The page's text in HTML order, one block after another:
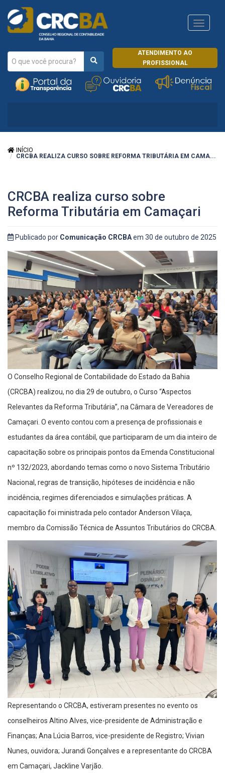
ATENDIMENTO AO
PROFISSIONAL
CRCRJ
INÍCIO
CRCBA REALIZA CURSO SOBRE REFORMA TRIBUTÁRIA EM CAMA...
CRCBA realiza curso sobre
Reforma Tributária em Camaçari
Publicado por Comunicação CRCBAem 30 de outubro de 2025
O Conselho Regional de Contabilidade do Estado da Bahia
(CRCBA) realizou, no dia 29 de outubro, o Curso “Aspectos
Relevantes da Reforma Tributária”, na Câmara de Vereadores de
Camaçari. O evento contou com a presença de profissionais e
estudantes da área contábil, que participaram de um dia inteiro de
capacitação sobre os principais pontos da Emenda Constitucional
nº 132/2023, abordando temas como o novo Sistema Tributário
Nacional, regras de transição, hipóteses de incidência e não
incidência, regimes diferenciados e simulações práticas. A
capacitação foi ministrada pelo contador Anderson Vilaça,
membro da Comissão Técnica de Assuntos Tributários do CRCBA.
Representando o CRCBA, estiveram presentes no evento os
conselheiros Altino Alves, vice-presidente de Administração e
Finanças; Ana Lúcia Barros, vice-presidente de Registro; Vivian
Nunes, ouvidora; Jurandi Gonçalves e a representante do CRCBA
em Camaçari, Jackline Varjão.